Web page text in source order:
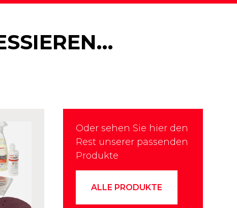
Oder sehen Sie hier den
Rest unserer passenden
Produkte
ALLE PRODUKTE